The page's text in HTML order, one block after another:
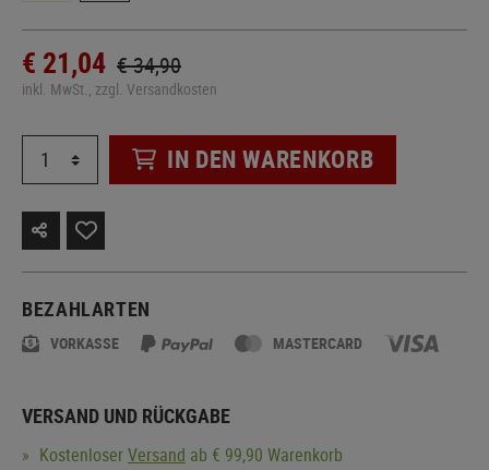
€ 21,04 € 34,90
inkl. MwSt., zzgl. Versandkosten
IN DEN WARENKORB
BEZAHLARTEN
VORKASSE MASTERCARD
VERSAND UND RÜCKGABE
KostenloserVersand ab € 99,90 Warenkorb